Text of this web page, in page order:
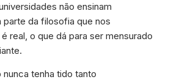
não ensinam
parte da filosofia que nos
real, o que dá para ser mensurado
nunca tenha tido tanto